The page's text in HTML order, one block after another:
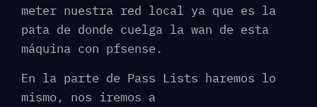
meter nuestra red local ya que es la
pata de donde cuelga la wan de esta
máquina con pfsense.
En la parte de Pass Lists haremos lo
mismo, nos iremos a